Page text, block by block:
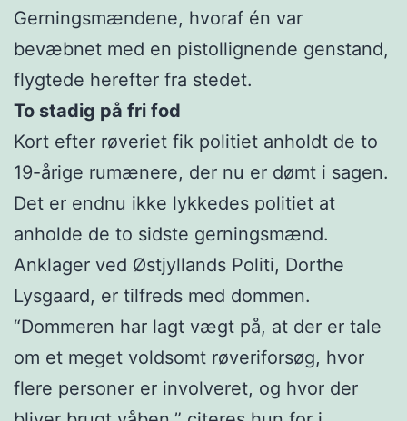
Gerningsmændene, hvoraf én var
bevæbnet med en pistollignende genstand,
flygtede herefter fra stedet.
To stadig på fri fod
Kort efter røveriet fik politiet anholdt de to
19-årige rumænere, der nu er dømt i sagen.
Det er endnu ikke lykkedes politiet at
anholde de to sidste gerningsmænd.
Anklager ved Østjyllands Politi, Dorthe
Lysgaard, er tilfreds med dommen.
“Dommeren har lagt vægt på, at der er tale
om et meget voldsomt røveriforsøg, hvor
flere personer er involveret, og hvor der